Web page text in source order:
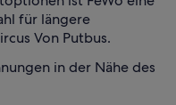
für längere
Von Putbus.
in der Nähe des